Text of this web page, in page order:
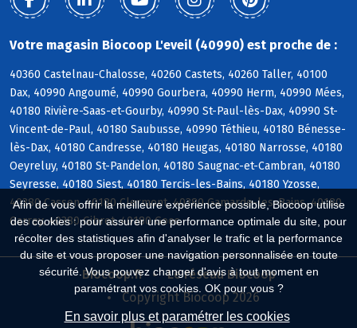
Afin de vous offrir la meilleure expérience possible, Biocoop utilise
des cookies : pour assurer une performance optimale du site, pour
récolter des statistiques afin d'analyser le trafic et la performance
du site et vous proposer une navigation personnalisée en toute
sécurité. Vous pouvez changer d'avis à tout moment en
paramétrant vos cookies. OK pour vous ?
En savoir plus et paramétrer les cookies
Votre magasin Biocoop L'eveil (40990) est proche de :
40360 Castelnau-Chalosse, 40260 Castets, 40260 Taller, 40100
Dax, 40990 Angoumé, 40990 Gourbera, 40990 Herm, 40990 Mées,
40180 Rivière-Saas-et-Gourby, 40990 St-Paul-lès-Dax, 40990 St-
Vincent-de-Paul, 40180 Saubusse, 40990 Téthieu, 40180 Bénesse-
lès-Dax, 40180 Candresse, 40180 Heugas, 40180 Narrosse, 40180
Oeyreluy, 40180 St-Pandelon, 40180 Saugnac-et-Cambran, 40180
Seyresse, 40180 Siest, 40180 Tercis-les-Bains, 40180 Yzosse,
40380 Cassen, 40180 Clermont, 40380 Gamarde-les-Bains, 40180
Garrey, 40380 Gibret, 40180 Goos
Biocoop.fr
Le réseau Biocoop
Copyright Biocoop 2026